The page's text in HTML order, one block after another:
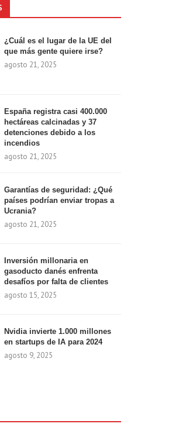
¿Cuál es el lugar de la UE del
que más gente quiere irse?
agosto 21, 2025
España registra casi 400.000
hectáreas calcinadas y 37
detenciones debido a los
incendios
agosto 21, 2025
Garantías de seguridad: ¿Qué
países podrían enviar tropas a
Ucrania?
agosto 21, 2025
Inversión millonaria en
gasoducto danés enfrenta
desafíos por falta de clientes
agosto 15, 2025
Nvidia invierte 1.000 millones
en startups de IA para 2024
agosto 9, 2025